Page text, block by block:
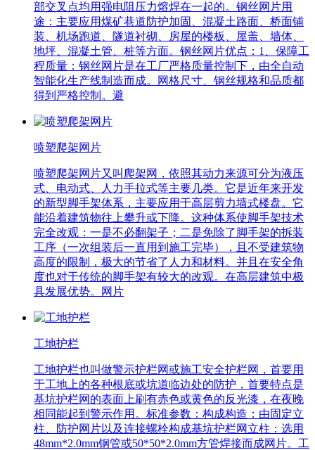
部交叉点均用强电阻压力熔焊在一起的。钢丝网片用
途：主要应用煤矿巷道防护加固、混凝土路面、桥面铺
装、机场跑道、隧道衬砌、房屋的楼板、屋盖、墙体、
地坪、混凝土管、桩等方面。钢丝网片优点：1、保障工
程质量：钢丝网片是在工厂严格质量控制下，由全自动
智能化生产线制造而成。网格尺寸、钢丝规格和品质都
得到严格控制。避
喷塑爬架网片
喷塑爬架网片又叫爬架网，依照其动力来源可分为液压
式、电动式、人力手拉式等主要几类。它是近年来开发
的新型脚手架体系，主要应用于高层剪力墙式楼盘。它
能沿着建筑物往上攀升或下降。这种体系使脚手架技术
完全改观：一是不必翻架子；二是免除了脚手架的拆装
工序（一次组装后一直用到施工完毕），且不受建筑物
高度的限制，极大的节省了人力和材料。并且在安全角
度也对于传统的脚手架有较大的改观。在高层建筑中极
具发展优势。网片
工地护栏
工地护栏也叫做警示护栏网或施工安全护栏网，首要用
于工地上的各种根底或坑道临边处的防护，首要特点是
基坑护栏网的表面上刷有赤色或黄色的反光漆，在夜晚
相同能起到警示作用。标准参数：构成构造：由固定立
柱、防护网片以及连接螺栓构成基坑护栏网立柱：选用
48mm*2.0mm钢管或50*50*2.0mm方管焊接而成网片。工